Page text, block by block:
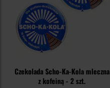
Czekolada Scho-Ka-Kola mleczna
z kofeiną - 2 szt.